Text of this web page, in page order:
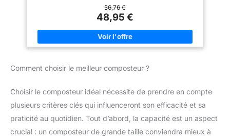
ces résidus SYSTÈME CIRCULATOIRE : Ce composteur de
jardin est équipé de douze aérations par côté (soit un total de
48), optimisant ainsi la circulation de l'air et l'absorption
d'oxygène pour une fermentation très efficace COUVERCLE À
CLIPSER : Protège efficacement contre les petites bêtes
indésirables et les intempéries, en évitant que le vent ne
GRANDE CAPACITÉ : Avec une capacité de 300 litres, ce
l'efficacité du compostage et de la fermentation
Dimensions totales : 60,5L x 60,5l x 81,5H cm ; - Capacité :
300 L
56,76 €
48,95 €
Comment choisir le meilleur composteur ?
Choisir le composteur idéal nécessite de prendre en compte
plusieurs critères clés qui influenceront son efficacité et sa
praticité au quotidien. Tout d’abord, la capacité est un aspect
crucial : un composteur de grande taille conviendra mieux à